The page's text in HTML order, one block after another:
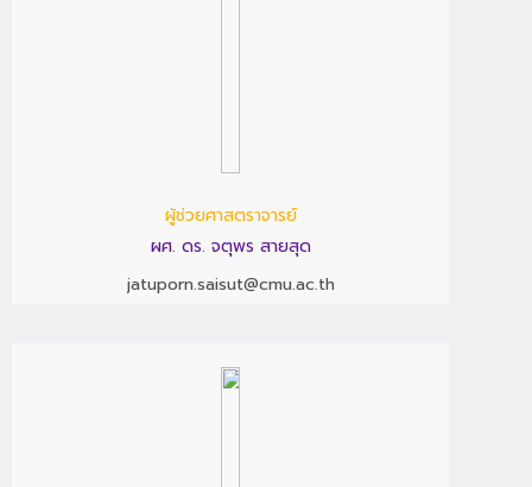
ผู้ช่วยศาสตราจารย์
ผศ. ดร. จตุพร สายสุด
jatuporn.saisut@cmu.ac.th